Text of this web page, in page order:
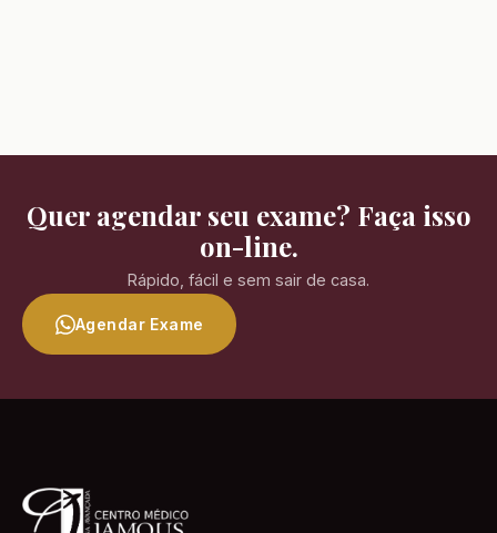
Quer agendar seu exame? Faça isso
on-line.
Rápido, fácil e sem sair de casa.
Agendar Exame